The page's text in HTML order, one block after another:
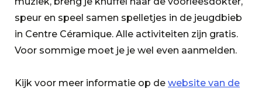
speur en speel samen spelletjes in de jeugdbieb
in Centre Céramique. Alle activiteiten zijn gratis.
Voor sommige moet je je wel even aanmelden.
Kijk voor meer informatie op de website van de